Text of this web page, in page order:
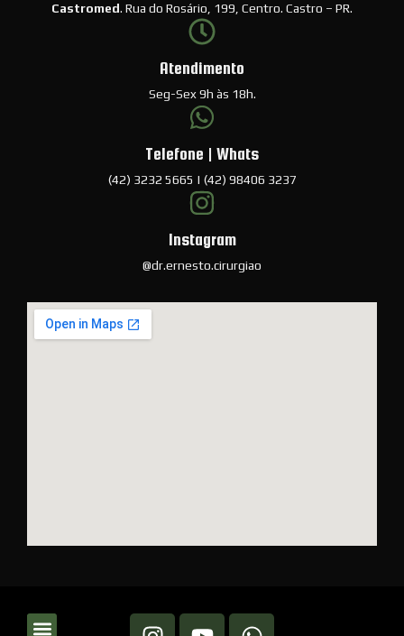
Castromed. Rua do Rosário, 199, Centro. Castro – PR.
Atendimento
Seg-Sex 9h às 18h.
Telefone | Whats
(42) 3232 5665 | (42) 98406 3237
Instagram
@dr.ernesto.cirurgiao